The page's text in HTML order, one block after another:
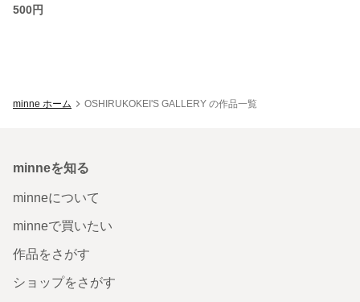
500円
minne ホーム OSHIRUKOKEI'S GALLERY の作品一覧
minneを知る
minneについて
minneで買いたい
作品をさがす
ショップをさがす